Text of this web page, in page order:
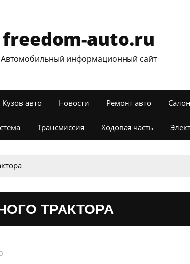
freedom-auto.ru
Автомобильный информационный сайт
Кузов авто Новости Ремонт авто
Трансмиссия Ходовая часть
ТРАКТОРА
0